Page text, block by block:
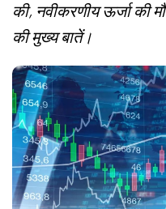
की, नवीकरणीय ऊर्जा की
की मुख्य बातें।